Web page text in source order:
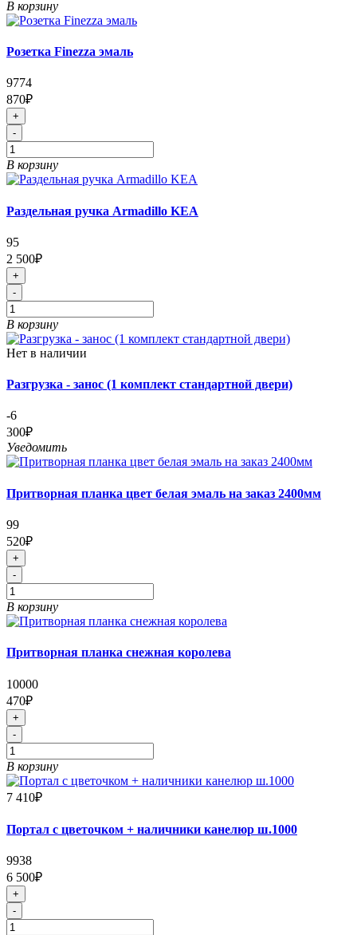
В корзину
Розетка Finezza эмаль
9774
870₽
+
-
В корзину
Раздельная ручка Armadillo KEA
95
2 500₽
+
-
В корзину
Нет в наличии
Разгрузка - занос (1 комплект стандартной двери)
-6
300₽
Уведомить
Притворная планка цвет белая эмаль на заказ 2400мм
99
520₽
+
-
В корзину
Притворная планка снежная королева
10000
470₽
+
-
В корзину
7 410₽
Портал с цветочком + наличники канелюр ш.1000
9938
6 500₽
+
-